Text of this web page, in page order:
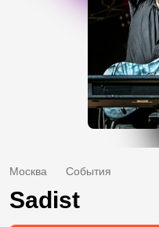
Москва События
Sadist